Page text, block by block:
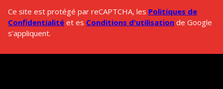
Ce site est protégé par reCAPTCHA, les Politiques de
Confidentialité et es Conditions d'utilisation de Google
s'appliquent.